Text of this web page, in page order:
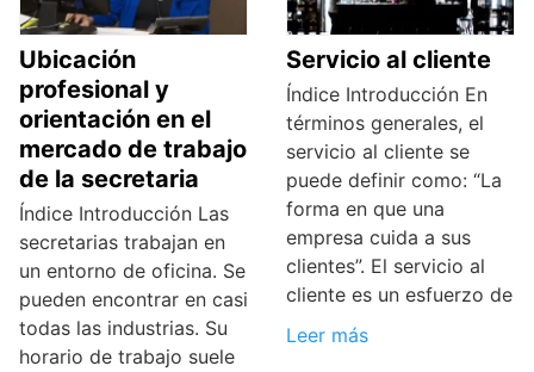
Ubicación
profesional y
orientación en el
mercado de trabajo
de la secretaria
Índice Introducción Las
secretarias trabajan en
un entorno de oficina. Se
pueden encontrar en casi
todas las industrias. Su
horario de trabajo suele
Servicio al cliente
Índice Introducción En
términos generales, el
servicio al cliente se
puede definir como: “La
forma en que una
empresa cuida a sus
clientes”. El servicio al
cliente es un esfuerzo de
Leer más